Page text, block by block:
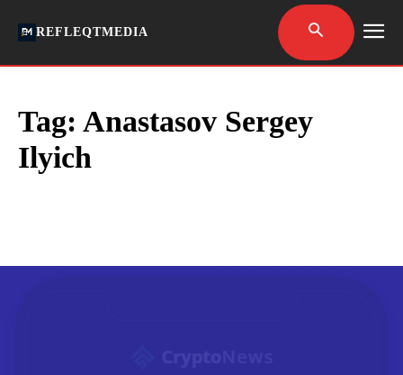
REFLEQTMEDIA
Tag: Anastasov Sergey
Ilyich